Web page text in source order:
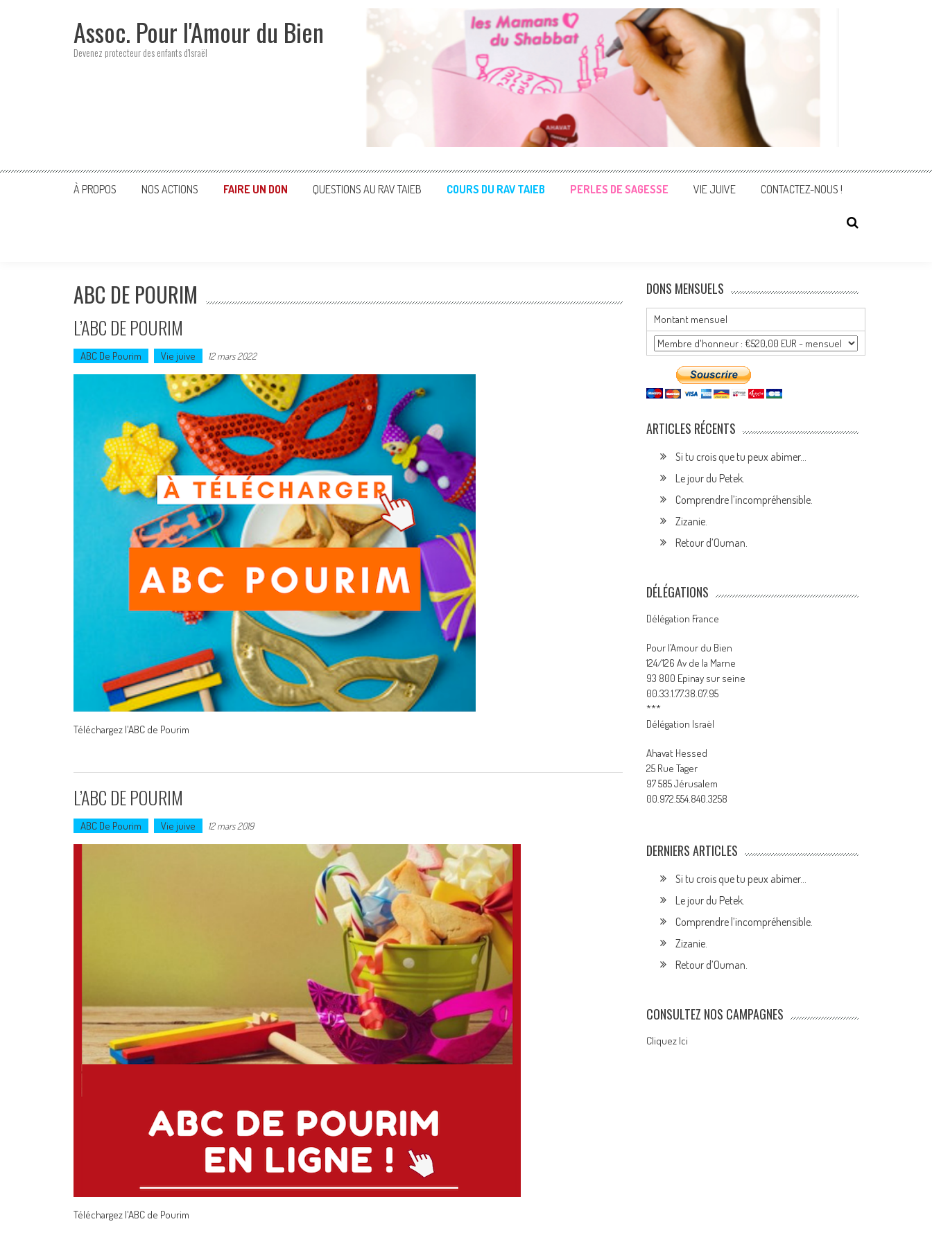
Assoc. Pour l'Amour du Bien
Devenez protecteur des enfants d'Israël
À PROPOS NOS ACTIONS FAIRE UN DON QUESTIONS AU RAV TAIEB COURS DU RAV TAIEB PERLES DE SAGESSE VIE JUIVE CONTACTEZ-NOUS !
ABC DE POURIM
L’ABC DE POURIM
ABC De Pourim Vie juive 12 mars 2022
Téléchargez l'ABC de Pourim
L’ABC DE POURIM
ABC De Pourim Vie juive 12 mars 2019
Téléchargez l'ABC de Pourim
DONS MENSUELS
Montant mensuel
ARTICLES RÉCENTS
Si tu crois que tu peux abimer…
Le jour du Petek.
Comprendre l’incompréhensible.
Zizanie.
Retour d’Ouman.
DÉLÉGATIONS
Délégation France
Pour l’Amour du Bien
124/126 Av de la Marne
93 800 Epinay sur seine
00.33.1.77.38.07.95
***
Délégation Israël
Ahavat Hessed
25 Rue Tager
97 585 Jérusalem
00.972.554.840.3258
DERNIERS ARTICLES
Si tu crois que tu peux abimer…
Le jour du Petek.
Comprendre l’incompréhensible.
Zizanie.
Retour d’Ouman.
CONSULTEZ NOS CAMPAGNES
Cliquez Ici